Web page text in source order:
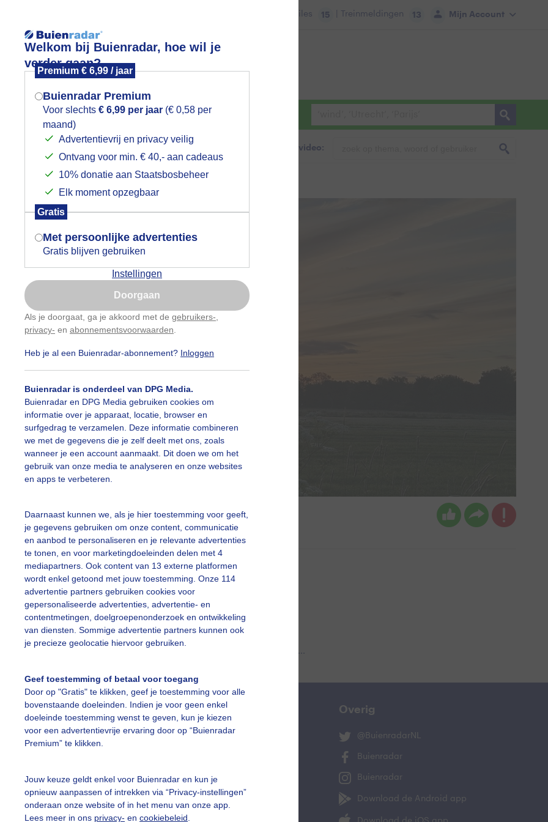
Welkom bij Buienradar, hoe wil je
verder gaan?
Premium € 6,99 / jaar
Buienradar Premium
Voor slechts € 6,99 per jaar (€ 0,58 per
maand)
Advertentievrij en privacy veilig
Ontvang voor min. € 40,- aan cadeaus
10% donatie aan Staatsbosbeheer
Elk moment opzegbaar
Gratis
Met persoonlijke advertenties
Gratis blijven gebruiken
Instellingen
Doorgaan
Als je doorgaat, ga je akkoord met de gebruikers-
privacy- en abonnementsvoorwaarden
Heb je al een Buienradar-abonnement? Inloggen
Buienradar is onderdeel van DPG Media.
Buienradar en DPG Media gebruiken cookies om
informatie over je apparaat, locatie, browser en
surfgedrag te verzamelen. Deze informatie combineren
we met de gegevens die je zelf deelt met ons, zoals
wanneer je een account aanmaakt. Dit doen we om het
gebruik van onze media te analyseren en onze websites
en apps te verbeteren.
Daarnaast kunnen we, als je hier toestemming voor geeft,
je gegevens gebruiken om onze content, communicatie
en aanbod te personaliseren en je relevante advertenties
te tonen, en voor marketingdoeleinden delen met 4
mediapartners. Ook content van 13 externe platformen
wordt enkel getoond met jouw toestemming. Onze 114
advertentie partners gebruiken cookies voor
gepersonaliseerde advertenties, advertentie- en
contentmetingen, doelgroepenonderzoek en ontwikkeling
van diensten. Sommige advertentie partners kunnen ook
je precieze geolocatie hiervoor gebruiken.
Geef toestemming of betaal voor toegang
Door op "Gratis" te klikken, geef je toestemming voor alle
bovenstaande doeleinden. Indien je voor geen enkel
doeleinde toestemming wenst te geven, kun je kiezen
voor een advertentievrije ervaring door op “Buienradar
Premium” te klikken.
Jouw keuze geldt enkel voor Buienradar en kun je
opnieuw aanpassen of intrekken via “Privacy-instellingen”
onderaan onze website of in het menu van onze app.
Lees meer in ons privacy- en cookiebeleid
Mijn Account
Files 15 | Treinmeldingen 13
Foto en video Weerzine
Zoeken in foto & video:
Nely V Frankenhuijzen Gemaakt: 15-05-2026, 51x bekeken
slideshow
vragen
Mijn weer
De Bilt
Overig
@BuienradarNL
Buienradar
Buienradar
Download de Android app
Mogen we je locatie gebruiken voor
het weer?
Indien je hier nog geen akkoord op hebt
gegeven, verschijnt er zo een pop-up uit
je browser waarin deze toestemming
gevraagd wordt.
Is goed, toon de popup
Nu niet, misschien later
Gebruik je Safari en wil je niet elke dag deze pop-up
Klikhierom dit aan te passen